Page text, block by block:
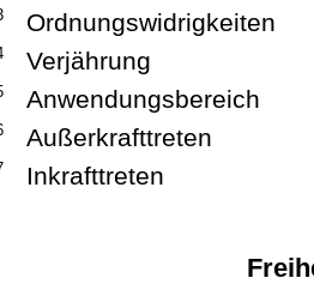
Ordnungswidrigkeiten
Verjährung
Anwendungsbereich
Außerkrafttreten
Inkrafttreten